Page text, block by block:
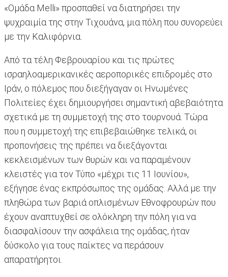
«Ομάδα Melli» προσπαθεί να διατηρήσει την
ψυχραιμία της στην Τιχουάνα, μια πόλη που συνορεύει
με την Καλιφόρνια.
Από τα τέλη Φεβρουαρίου και τις πρώτες
ισραηλοαμερικανικές αεροπορικές επιδρομές στο
Ιράν, ο πόλεμος που διεξήγαγαν οι Ηνωμένες
Πολιτείες έχει δημιουργήσει σημαντική αβεβαιότητα
σχετικά με τη συμμετοχή της στο τουρνουά. Τώρα
που η συμμετοχή της επιβεβαιώθηκε τελικά, οι
προπονήσεις της πρέπει να διεξάγονται
κεκλεισμένων των θυρών και να παραμένουν
κλειστές για τον Τύπο «μέχρι τις 11 Ιουνίου»,
εξήγησε ένας εκπρόσωπος της ομάδας. Αλλά με την
πληθώρα των βαριά οπλισμένων Εθνοφρουρών που
έχουν αναπτυχθεί σε ολόκληρη την πόλη για να
διασφαλίσουν την ασφάλεια της ομάδας, ήταν
δύσκολο για τους παίκτες να περάσουν
απαρατήρητοι.